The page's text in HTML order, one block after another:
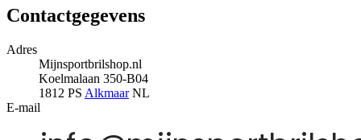
Contactgegevens
Adres
Mijnsportbrilshop.nl
Koelmalaan 350-B04
1812 PS AlkmaarNL
E-mail